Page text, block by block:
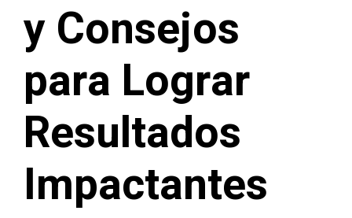
y Consejos
para Lograr
Resultados
Impactantes